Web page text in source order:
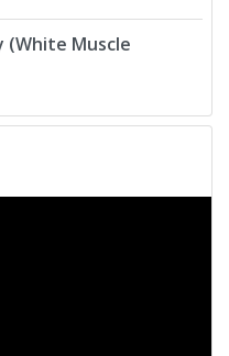
(White Muscle